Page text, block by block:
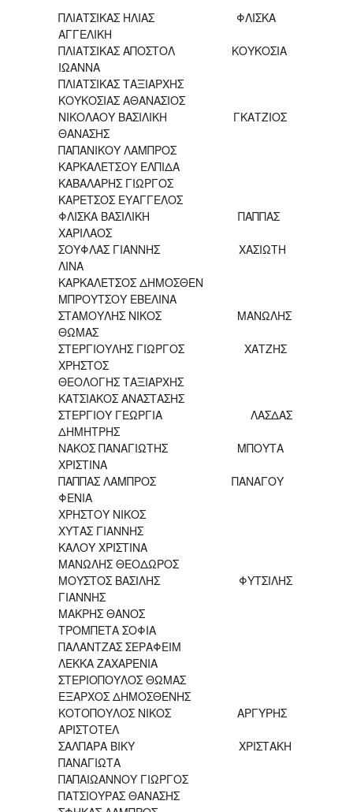
ΠΛΙΑΤΣΙΚΑΣ ΗΛΙΑΣ ΦΛΙΣΚΑ
ΑΓΓΕΛΙΚΗ
ΠΛΙΑΤΣΙΚΑΣ ΑΠΟΣΤΟΛ ΚΟΥΚΟΣΙΑ
ΙΩΑΝΝΑ
ΠΛΙΑΤΣΙΚΑΣ ΤΑΞΙΑΡΧΗΣ
ΚΟΥΚΟΣΙΑΣ ΑΘΑΝΑΣΙΟΣ
ΝΙΚΟΛΑΟΥ ΒΑΣΙΛΙΚΗ ΓΚΑΤΖΙΟΣ
ΘΑΝΑΣΗΣ
ΠΑΠΑΝΙΚΟΥ ΛΑΜΠΡΟΣ
ΚΑΡΚΑΛΕΤΣΟΥ ΕΛΠΙΔΑ
ΚΑΒΑΛΑΡΗΣ ΓΙΩΡΓΟΣ
ΚΑΡΕΤΣΟΣ ΕΥΑΓΓΕΛΟΣ
ΦΛΙΣΚΑ ΒΑΣΙΛΙΚΗ ΠΑΠΠΑΣ
ΧΑΡΙΛΑΟΣ
ΣΟΥΦΛΑΣ ΓΙΑΝΝΗΣ ΧΑΣΙΩΤΗ
ΛΙΝΑ
ΚΑΡΚΑΛΕΤΣΟΣ ΔΗΜΟΣΘΕΝ
ΜΠΡΟΥΤΣΟΥ ΕΒΕΛΙΝΑ
ΣΤΑΜΟΥΛΗΣ ΝΙΚΟΣ ΜΑΝΩΛΗΣ
ΘΩΜΑΣ
ΣΤΕΡΓΙΟΥΛΗΣ ΓΙΩΡΓΟΣ ΧΑΤΖΗΣ
ΧΡΗΣΤΟΣ
ΘΕΟΛΟΓΗΣ ΤΑΞΙΑΡΧΗΣ
ΚΑΤΣΙΑΚΟΣ ΑΝΑΣΤΑΣΗΣ
ΣΤΕΡΓΙΟΥ ΓΕΩΡΓΙΑ ΛΑΣΔΑΣ
ΔΗΜΗΤΡΗΣ
ΝΑΚΟΣ ΠΑΝΑΓΙΩΤΗΣ ΜΠΟΥΤΑ
ΧΡΙΣΤΙΝΑ
ΠΑΠΠΑΣ ΛΑΜΠΡΟΣ ΠΑΝΑΓΟΥ
ΦΕΝΙΑ
ΧΡΗΣΤΟΥ ΝΙΚΟΣ
ΧΥΤΑΣ ΓΙΑΝΝΗΣ
ΚΑΛΟΥ ΧΡΙΣΤΙΝΑ
ΜΑΝΩΛΗΣ ΘΕΟΔΩΡΟΣ
ΜΟΥΣΤΟΣ ΒΑΣΙΛΗΣ ΦΥΤΣΙΛΗΣ
ΓΙΑΝΝΗΣ
ΜΑΚΡΗΣ ΘΑΝΟΣ
ΤΡΟΜΠΕΤΑ ΣΟΦΙΑ
ΠΑΛΑΝΤΖΑΣ ΣΕΡΑΦΕΙΜ
ΛΕΚΚΑ ΖΑΧΑΡΕΝΙΑ
ΣΤΕΡΙΟΠΟΥΛΟΣ ΘΩΜΑΣ
ΕΞΑΡΧΟΣ ΔΗΜΟΣΘΕΝΗΣ
ΚΟΤΟΠΟΥΛΟΣ ΝΙΚΟΣ ΑΡΓΥΡΗΣ
ΑΡΙΣΤΟΤΕΛ
ΣΑΛΠΑΡΑ ΒΙΚΥ ΧΡΙΣΤΑΚΗ
ΠΑΝΑΓΙΩΤΑ
ΠΑΠΑΙΩΑΝΝΟΥ ΓΙΩΡΓΟΣ
ΠΑΤΣΙΟΥΡΑΣ ΘΑΝΑΣΗΣ